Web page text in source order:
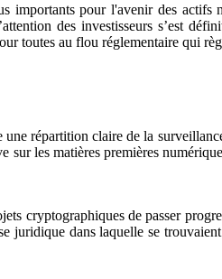
pour l'avenir des actifs
des investisseurs s’est
toutes au flou réglementaire qui
répartition claire de la
les matières premières
cryptographiques de passer
dans laquelle se